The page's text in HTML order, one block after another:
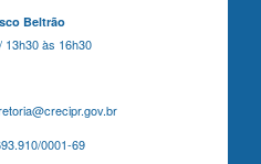
Beltrão
13h30 às 16h30
0001-69